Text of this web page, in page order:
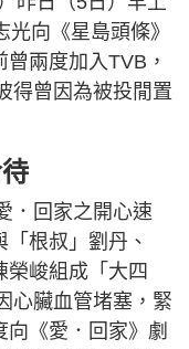
向《星島頭條》
兩度加入TVB，
得曾因為被投閒置
．回家之開心速
根叔」劉丹、
榮峻組成「大四
心臟血管堵塞，緊
《愛．回家》劇